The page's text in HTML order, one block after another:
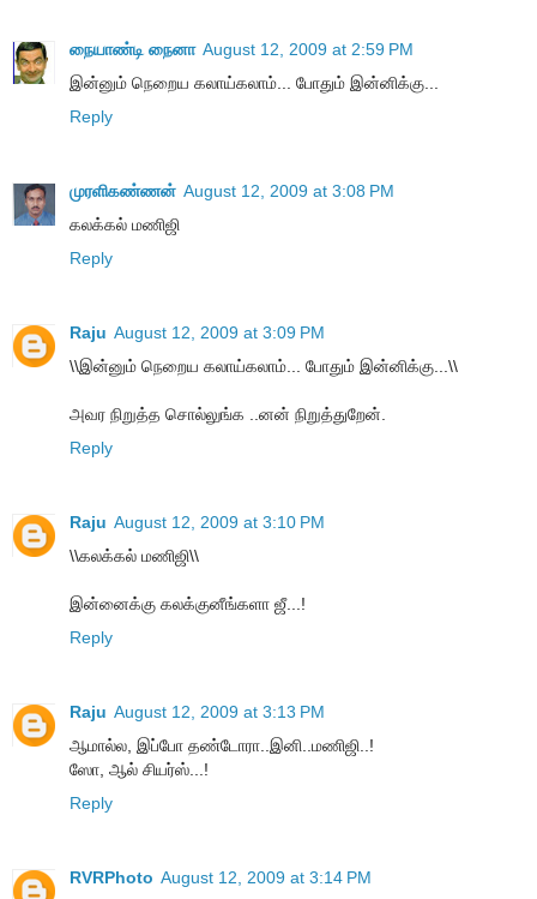
நையாண்டி நைனா August 12, 2009 at 2:59 PM
இன்னும் நெறைய கலாய்கலாம்... போதும் இன்னிக்கு...
Reply
முரளிகண்ணன் August 12, 2009 at 3:08 PM
கலக்கல் மணிஜி
Reply
Raju August 12, 2009 at 3:09 PM
\\இன்னும் நெறைய கலாய்கலாம்... போதும் இன்னிக்கு...\\
அவர நிறுத்த சொல்லுங்க ..னன் நிறுத்துறேன்.
Reply
Raju August 12, 2009 at 3:10 PM
\\கலக்கல் மணிஜி\\
இன்னைக்கு கலக்குனீங்களா ஜீ...!
Reply
Raju August 12, 2009 at 3:13 PM
ஆமால்ல, இப்போ தண்டோரா..இனி..மணிஜி..!
ஸோ, ஆல் சியர்ஸ்...!
Reply
RVRPhoto August 12, 2009 at 3:14 PM